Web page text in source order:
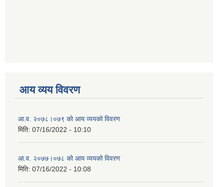
आय व्यय विवरण
आ.व. २०७८।०७९ को आय व्ययको विवरण
मिति: 07/16/2022 - 10:10
आ.व. २०७७।०७८ को आय व्ययको विवरण
मिति: 07/16/2022 - 10:08